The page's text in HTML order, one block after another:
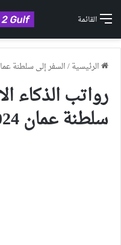
القائمة
الرئيسية/السفر إلى سلطنة
رواتب الذكاء
سلطنة عمان 2024